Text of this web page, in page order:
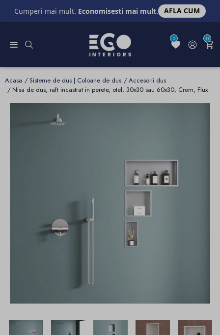
Cumperi mai mult. Economisesti mai mult. AFLA CUM
0 0
Acasa Sisteme de dus | Coloane de dus
Accesorii dus
Nisa de dus, raft incastrat in perete, otel, 30x30 sau 60x30, Crom, Flux